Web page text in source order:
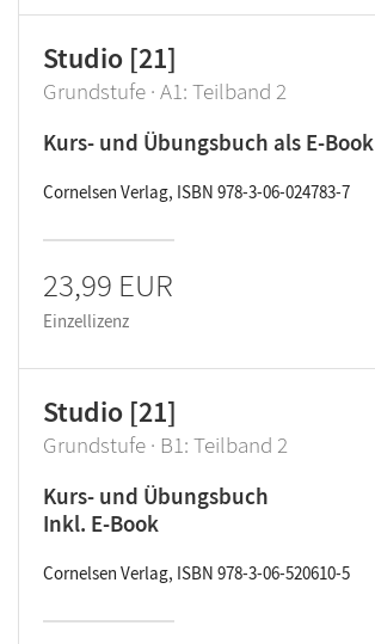
Studio [21]
Grundstufe · A1: Teilband 2
Kurs- und Übungsbuch als E-Book
Cornelsen Verlag, ISBN 978-3-06-024783-7
23,99 EUR
Einzellizenz
Studio [21]
Grundstufe · B1: Teilband 2
Kurs- und Übungsbuch
Inkl. E-Book
Cornelsen Verlag, ISBN 978-3-06-520610-5